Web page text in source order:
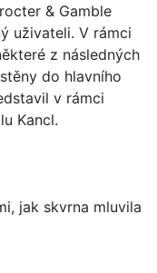
& Gamble
uživateli. V rámci
z následných
do hlavního
v rámci
Kancl.
jak skvrna mluvila